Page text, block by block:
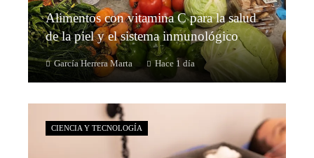
Alimentos con vitamina C para la salud
de la piel y el sistema inmunológico
García Herrera Marta Hace 1 día
CIENCIA Y TECNOLOGÍA